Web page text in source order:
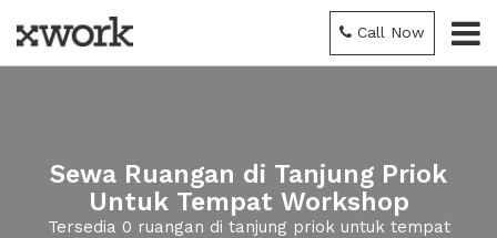
Call Now
Sewa Ruangan di Tanjung Priok
Untuk Tempat Workshop
Tersedia 0 ruangan di tanjung priok untuk tempat